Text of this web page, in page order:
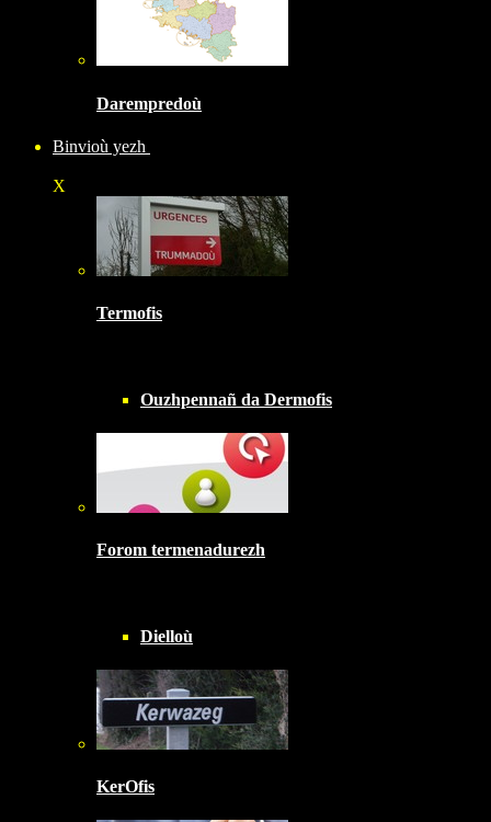
Darempredoù
Binvioù yezh
X
Termofis
Ouzhpennañ da Dermofis
Forom termenadurezh
Dielloù
KerOfis